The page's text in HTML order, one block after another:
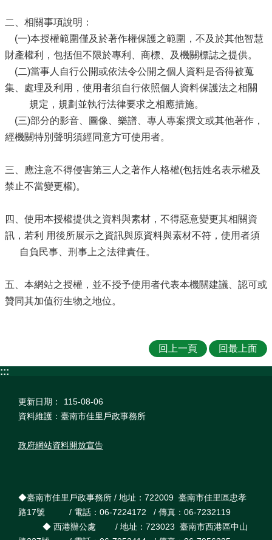
二、相關事項說明：
(一)本授權範圍僅及於著作權保護之範圍，不及於其他智慧
財產權利，包括但不限於專利、商標、及機關標誌之提供。
(二)當事人自行公開或依法令公開之個人資料是否得被蒐
集、處理及利用，使用者須自行依照個人資料保護法之相關
規定，規劃並執行法律要求之相應措施。
(三)部分的影音、圖像、樂譜、專人專案撰文或其他著作，
經機關特別聲明須經同意方可使用者。
三、應注意不得侵害第三人之著作人格權(包括姓名表示權及
禁止不當變更權)。
四、使用本授權提供之資料與素材，不得惡意變更其相關資
訊，若利 用後所展示之資訊與原資料與素材不符，使用者須
自負民事、刑事上之法律責任。
五、本網站之授權，並不授予使用者代表本機關建議、認可或
贊同其加值衍生物之地位。
回上一頁 回最上面
:::
更新日期：
115-08-06
資料維護：臺南市佳里戶政事務所
政府網站資料開放宣告
◆臺南市佳里戶政事務所 / 地址：722009 臺南市佳里區忠孝
路17號 / 電話：06-7224172 / 傳真：06-7232119
◆ 西港辦公處 / 地址：723023 臺南市西港區中山